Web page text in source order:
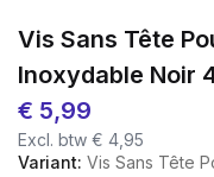
Vis Sans Tête
Inoxydable Noir
€ 5,99
Excl. btw € 4,95
Variant: Vis Sans Tête Pour